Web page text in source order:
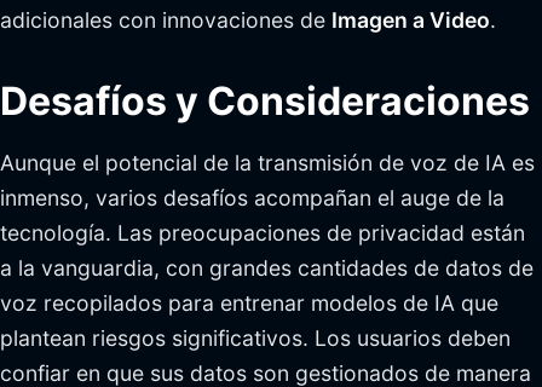
adicionales con innovaciones de Imagen a Video.
Desafíos y Consideraciones
Aunque el potencial de la transmisión de voz de IA es
inmenso, varios desafíos acompañan el auge de la
tecnología. Las preocupaciones de privacidad están
a la vanguardia, con grandes cantidades de datos de
voz recopilados para entrenar modelos de IA que
plantean riesgos significativos. Los usuarios deben
confiar en que sus datos son gestionados de manera